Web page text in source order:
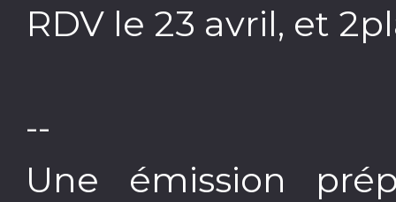
RDV le 23 avril, et
--
Une émission